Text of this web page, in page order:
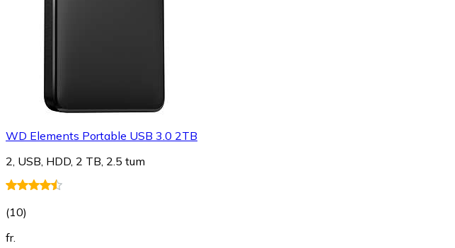
WD Elements Portable USB 3.0 2TB
2, USB, HDD, 2 TB, 2.5 tum
(10)
fr.